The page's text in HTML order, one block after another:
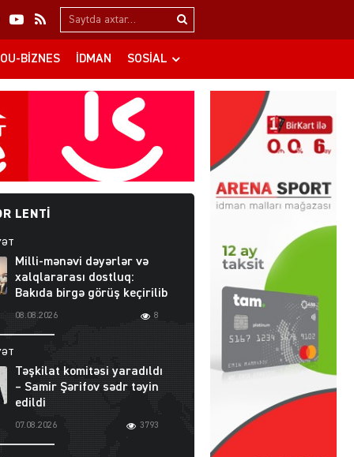
Search…
BIZNES İDMAN SOSIAL
LENTI
Milli-mənəvi dəyərlər və
xalqlararası dostluq:
Bakıda birgə görüş keçirilib
08.08.2026 8
Təşkilat komitəsi yaradıldı
– Samir Şərifov sədr təyin
edildi
07.08.2026 3793